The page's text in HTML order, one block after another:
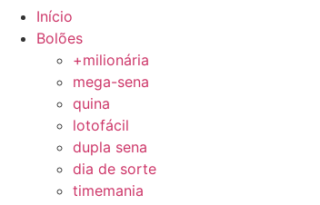
conteúdo
Início
Bolões
+milionária
mega-sena
quina
lotofácil
dupla sena
dia de sorte
timemania